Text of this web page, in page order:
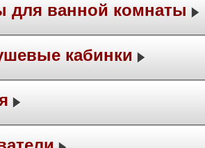
для ванной комнаты
кабинки